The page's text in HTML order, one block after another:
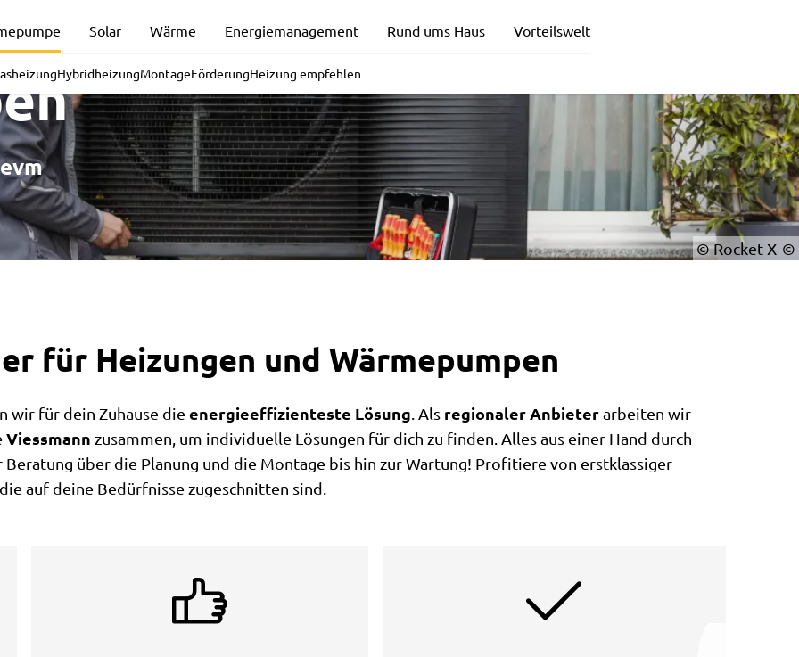
Solar Wärme Energiemanagement Rund ums Haus Vorteilswelt
HybridheizungMontageFörderungHeizung empfehlen
© Rocket X
für Heizungen und Wärmepumpen
wir für dein Zuhause die energieeffizienteste Lösung . Als regionaler Anbieterarbeiten wir
Viessmann zusammen, um individuelle Lösungen für dich zu finden. Alles aus einer Hand durch
über die Planung und die Montage bis hin zur Wartung! Profitiere von erstklassiger
auf deine Bedürfnisse zugeschnitten sind.